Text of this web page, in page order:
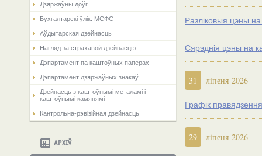
Дзяржаўны доўг
Бухгалтарскі ўлік. МСФС
Аўдытарская дзейнасць
Нагляд за страхавой дзейнасцю
Дэпартамент па каштоўных паперах
Дэпартамент дзяржаўных знакаў
Дзейнасць з каштоўнымі металамі і
каштоўнымі камянямі
Кантрольна-рэвізійная дзейнасць
АРХІЎ
Разліковыя цэны
Сярэднія цэны на
31 ліпеня 2026
Графік
29 ліпеня 2026